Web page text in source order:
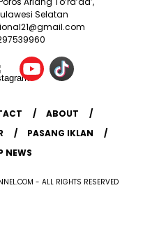
Selatan
ABOUT
PASANG IKLAN
NEWS
- ALL RIGHTS RESERVED